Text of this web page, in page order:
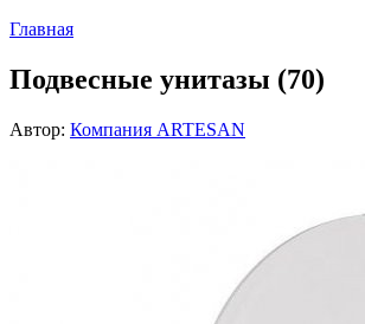
Главная
Подвесные унитазы (70)
Автор: Компания ARTESAN